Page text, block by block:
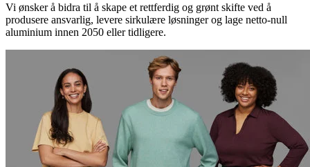
Vi ønsker å bidra til å skape et rettferdig og grønt skifte ved å
produsere ansvarlig, levere sirkulære løsninger og lage netto-null
aluminium innen 2050 eller tidligere.